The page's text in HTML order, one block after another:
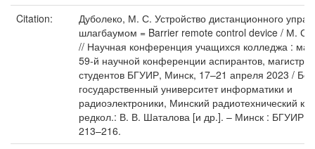
Citation:
Дуболеко, М. С. Устройство дистанционного
шлагбаумом = Barrier remote control device / М. С.
// Научная конференция учащихся колледжа :
59-й научной конференции аспирантов,
студентов БГУИР, Минск, 17–21 апреля 2023 /
государственный университет информатики и
радиоэлектроники, Минский радиотехнический
редкол.: В. В. Шаталова [и др.]. – Минск : БГУИР,
213–216.